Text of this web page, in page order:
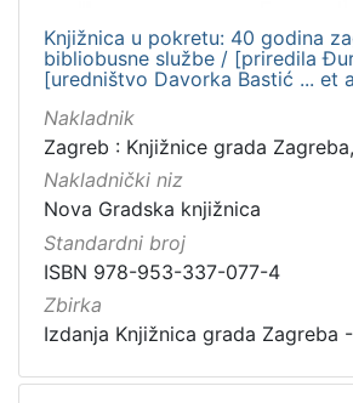
Knjižnica u pokretu: 40 godina
bibliobusne službe / [priredila
[uredništvo Davorka Bastić ... et
Nakladnik
Zagreb : Knjižnice grada
Nakladnički niz
Nova Gradska knjižnica
Standardni broj
ISBN 978-953-337-077-4
Zbirka
Izdanja Knjižnica grada Zagreba